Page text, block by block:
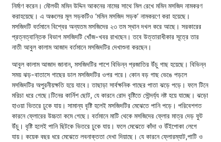
নির্মাণ করেন। মৌলভী মমিন উদ্দিন আকনের নামের সাথে মিল রেখে মমিন মসজিদ নামকরণ
করাহয়েছে। এ অঞ্চলের মূল সড়কটিও ‘মমিন মসজিদ সড়ক’ নামকরণে করা হয়েছে।
মসজিদটি বর্তমানে বিশ্বের অন্যতম মসজিদের ২৩ তম স্থান দখল করে আছে। সরকারের
প্রত্নত্বান্তিক বিভাগ মসজিদটি খোঁজ-খবর রাখছেন। তবে উত্তারাধীকার সূত্রে তার
নাতী আবুল কালাম আজাদ বর্তমানে মসজিদটির দেখাশুনা করছেন।
আবুল কালাম আজাদ জানান, মসজিদটির পাশে বিভিন্ন প্রজাতির উঁচু গাছ হয়েছে। বিভিন্ন
সময় ঝড়-বাতাসে গাছের ডাল মসজিদটির ওপর পরে। কোন বড় গাছ ভেঙে পড়লে
মসজিদটির অপুরনীয়ক্ষতি হয়ে যাবে। তাছাড়া সার্বক্ষনিক গাছের পাতা ঝড়ে পড়ে। ফলে টিনে
মরিচা ধরে গেছে।টিনের কার্নিশ ছোট, যে কারনে রোদ বৃষ্টিতে সৌন্দর্য্য নষ্ট হয়ে যাচ্ছে। ঝড়ো
হাওয়া ভিতরে ঢুকে যায়। সামান্য বৃষ্টি হলেই মসজিদটির মেঝেতে পানি পড়ে। পরিবেশগত
কারনে ফ্লোরের উচ্চতা কমে গেছে। বর্তমানে মাটি থেকে মসজিদের ফ্লোর মাত্র দেড় ফুট
উঁচু। বৃষ্টি হলেই পানি ছিটকে ভিতরে ঢুকে যায়। ফলে মেঝেতে কাঁদা ও উঁইপোকা লেগে
যায়। কয়েক বছর ধরে মেঝেতে লবনাক্ততা দেখা দিয়াছে। যে কারনে ফ্লোরম্যাট,পাটি ও